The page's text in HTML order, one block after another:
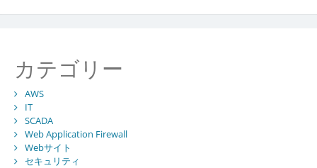
カテゴリー
AWS
IT
SCADA
Web Application Firewall
Webサイト
セキュリティ